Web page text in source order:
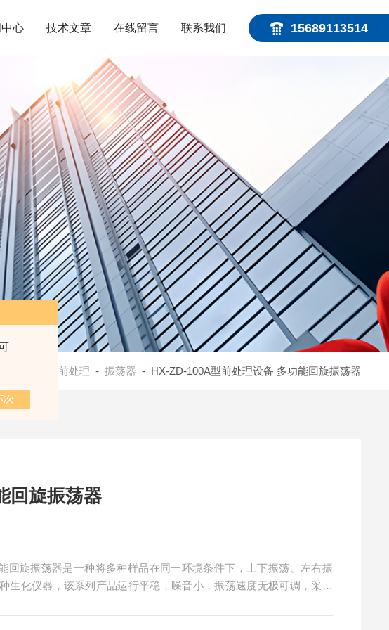
15689113514
心 技术文章 在线留言 联系我们
样品前处理 - 振荡器 - HX-ZD-100A型前处理设备 多功能回旋振荡器
回旋振荡器
回旋振荡器是一种将多种样品在同一环境条件下，上下振荡、左右振
生化仪器，该系列产品运行平稳，噪音小，振荡速度无极可调，采用